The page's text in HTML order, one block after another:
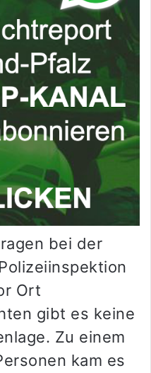
bei der
Ort
gibt es keine
Zu einem
kam es